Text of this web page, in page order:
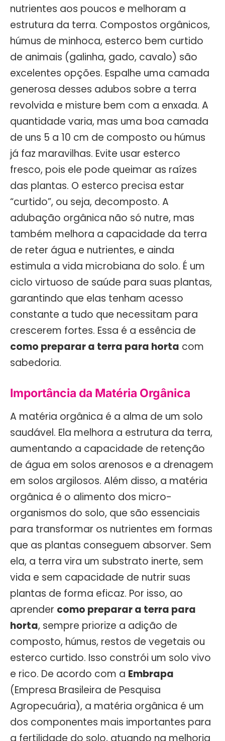
nutrientes aos poucos e melhoram a
estrutura da terra. Compostos orgânicos,
húmus de minhoca, esterco bem curtido
de animais (galinha, gado, cavalo) são
excelentes opções. Espalhe uma camada
generosa desses adubos sobre a terra
revolvida e misture bem com a enxada. A
quantidade varia, mas uma boa camada
de uns 5 a 10 cm de composto ou húmus
já faz maravilhas. Evite usar esterco
fresco, pois ele pode queimar as raízes
das plantas. O esterco precisa estar
“curtido”, ou seja, decomposto. A
adubação orgânica não só nutre, mas
também melhora a capacidade da terra
de reter água e nutrientes, e ainda
estimula a vida microbiana do solo. É um
ciclo virtuoso de saúde para suas plantas,
garantindo que elas tenham acesso
constante a tudo que necessitam para
crescerem fortes. Essa é a essência de
como preparar a terra para horta com
sabedoria.
Importância da Matéria Orgânica
A matéria orgânica é a alma de um solo
saudável. Ela melhora a estrutura da terra,
aumentando a capacidade de retenção
de água em solos arenosos e a drenagem
em solos argilosos. Além disso, a matéria
orgânica é o alimento dos micro-
organismos do solo, que são essenciais
para transformar os nutrientes em formas
que as plantas conseguem absorver. Sem
ela, a terra vira um substrato inerte, sem
vida e sem capacidade de nutrir suas
plantas de forma eficaz. Por isso, ao
aprender como preparar a terra para
horta, sempre priorize a adição de
composto, húmus, restos de vegetais ou
esterco curtido. Isso constrói um solo vivo
e rico. De acordo com a Embrapa
(Empresa Brasileira de Pesquisa
Agropecuária), a matéria orgânica é um
dos componentes mais importantes para